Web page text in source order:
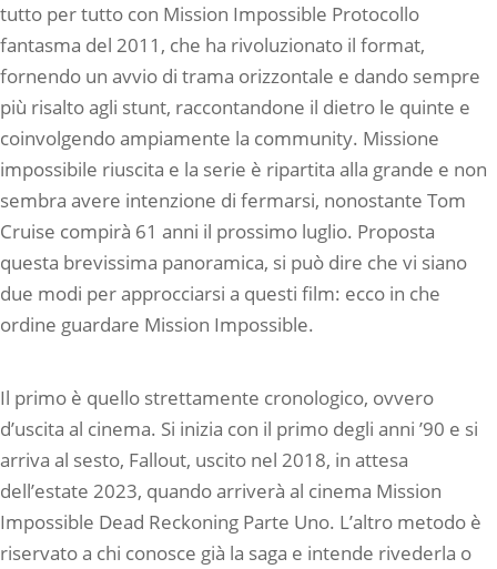
tutto per tutto con Mission Impossible Protocollo
fantasma del 2011, che ha rivoluzionato il format,
fornendo un avvio di trama orizzontale e dando sempre
più risalto agli stunt, raccontandone il dietro le quinte e
coinvolgendo ampiamente la community. Missione
impossibile riuscita e la serie è ripartita alla grande e non
sembra avere intenzione di fermarsi, nonostante Tom
Cruise compirà 61 anni il prossimo luglio. Proposta
questa brevissima panoramica, si può dire che vi siano
due modi per approcciarsi a questi film: ecco in che
ordine guardare Mission Impossible.
Il primo è quello strettamente cronologico, ovvero
d’uscita al cinema. Si inizia con il primo degli anni ’90 e si
arriva al sesto, Fallout, uscito nel 2018, in attesa
dell’estate 2023, quando arriverà al cinema Mission
Impossible Dead Reckoning Parte Uno. L’altro metodo è
riservato a chi conosce già la saga e intende rivederla o